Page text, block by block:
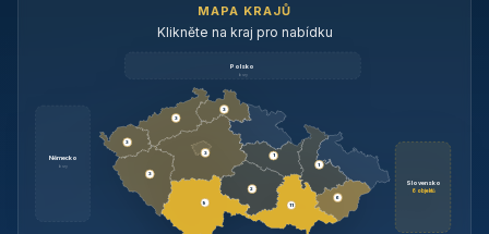
MAPA KRAJŮ
Klikněte na kraj pro nabídku
Polsko
brzy
Německo
brzy
Slovensko
6 objektů
3
9
3
3
3
3
1
2
11
1
6